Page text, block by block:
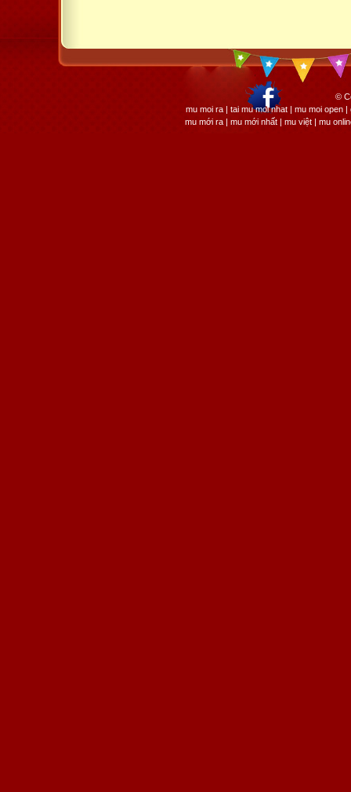
©
mu moi ra | tai mu moi nhat | mu moi open
mu mới ra | mu mới nhất | mu việt | mu